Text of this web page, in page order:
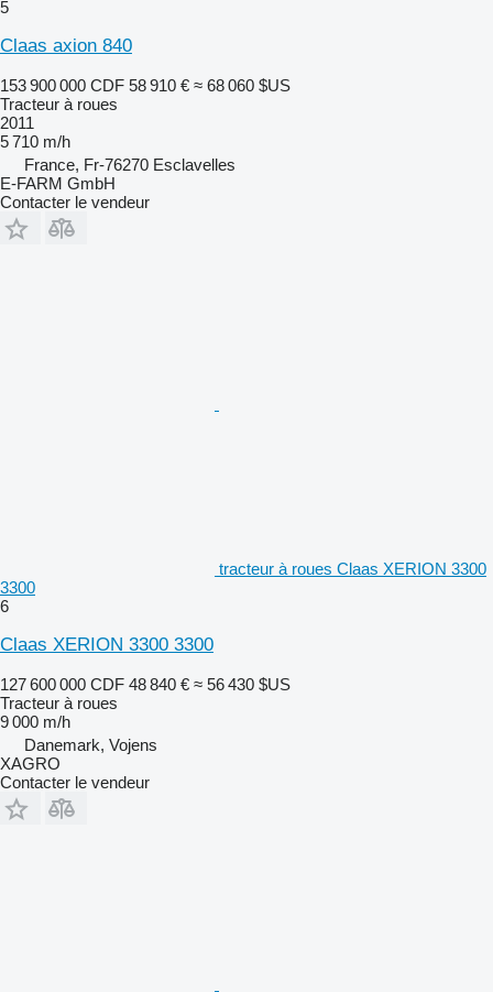
5
Claas axion 840
153 900 000 CDF 58 910 € ≈ 68 060 $US
Tracteur à roues
2011
5 710 m/h
France, Fr-76270 Esclavelles
E-FARM GmbH
Contacter le vendeur
tracteur à roues Claas XERION 3300
3300
6
Claas XERION 3300 3300
127 600 000 CDF 48 840 € ≈ 56 430 $US
Tracteur à roues
9 000 m/h
Danemark, Vojens
XAGRO
Contacter le vendeur